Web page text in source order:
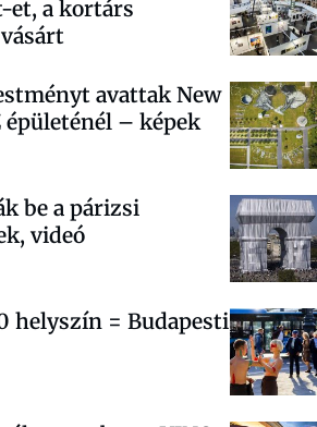
et, a kortárs
avattak New
épületénél – képek
be a párizsi
videó
helyszín = Budapesti